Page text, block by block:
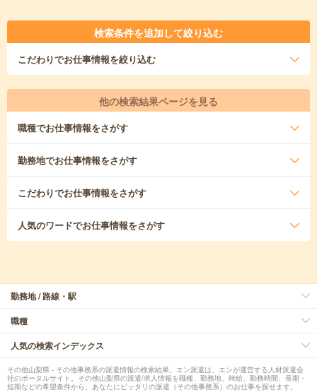
検索条件を追加して絞り込む
こだわりでお仕事情報を絞り込む
他の検索結果ページを見る
職種でお仕事情報をさがす
勤務地でお仕事情報をさがす
こだわりでお仕事情報をさがす
人気のワードでお仕事情報をさがす
勤務地 / 路線・駅
職種
人気の検索インデックス
その他山梨県 - その他事務系の派遣情報の検索結果。エン派遣は、エンが運営する人材派遣会
社のポータルサイト。その他山梨県の派遣/求人情報を職種、勤務地、時給、勤務時間、長期・
短期などの希望条件から、あなたにピッタリの派遣（その他事務系）のお仕事を探せます。